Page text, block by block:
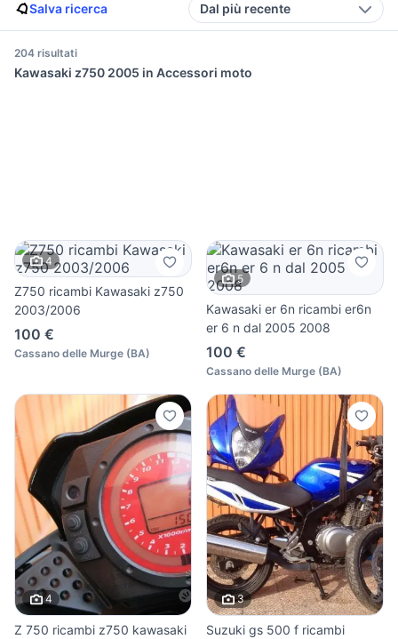
Salva ricerca Dal più recente
204 risultati
Kawasaki z750 2005 in Accessori moto
4
Z750 ricambi Kawasaki z750
2003/2006
100 €
Cassano delle Murge (BA)
5
Kawasaki er 6n ricambi er6n
er 6 n dal 2005 2008
100 €
Cassano delle Murge (BA)
4
Z 750 ricambi z750 kawasaki
3
Suzuki gs 500 f ricambi